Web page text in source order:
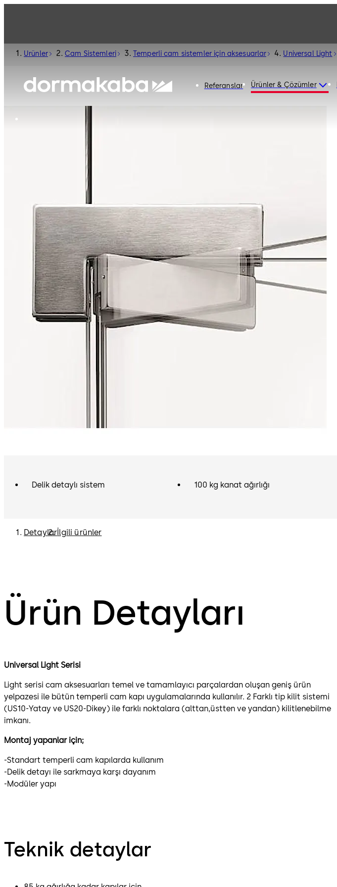
Referanslar Ürünler & Çözümler
Ürünler Cam Sistemleri Temperli cam sistemler için aksesuarlar Universal Light
Delik detaylı sistem 100 kg kanat ağırlığı
Detaylarİlgili ürünler
Ürün Detayları
Universal Light Serisi
Light serisi cam aksesuarları temel ve tamamlayıcı parçalardan oluşan geniş ürün
yelpazesi ile bütün temperli cam kapı uygulamalarında kullanılır. 2 Farklı tip kilit sistemi
(US10-Yatay ve US20-Dikey) ile farklı noktalara (alttan,üstten ve yandan) kilitlenebilme
imkanı.
Montaj yapanlar için;
-Standart temperli cam kapılarda kullanım
-Delik detayı ile sarkmaya karşı dayanım
-Modüler yapı
Teknik detaylar